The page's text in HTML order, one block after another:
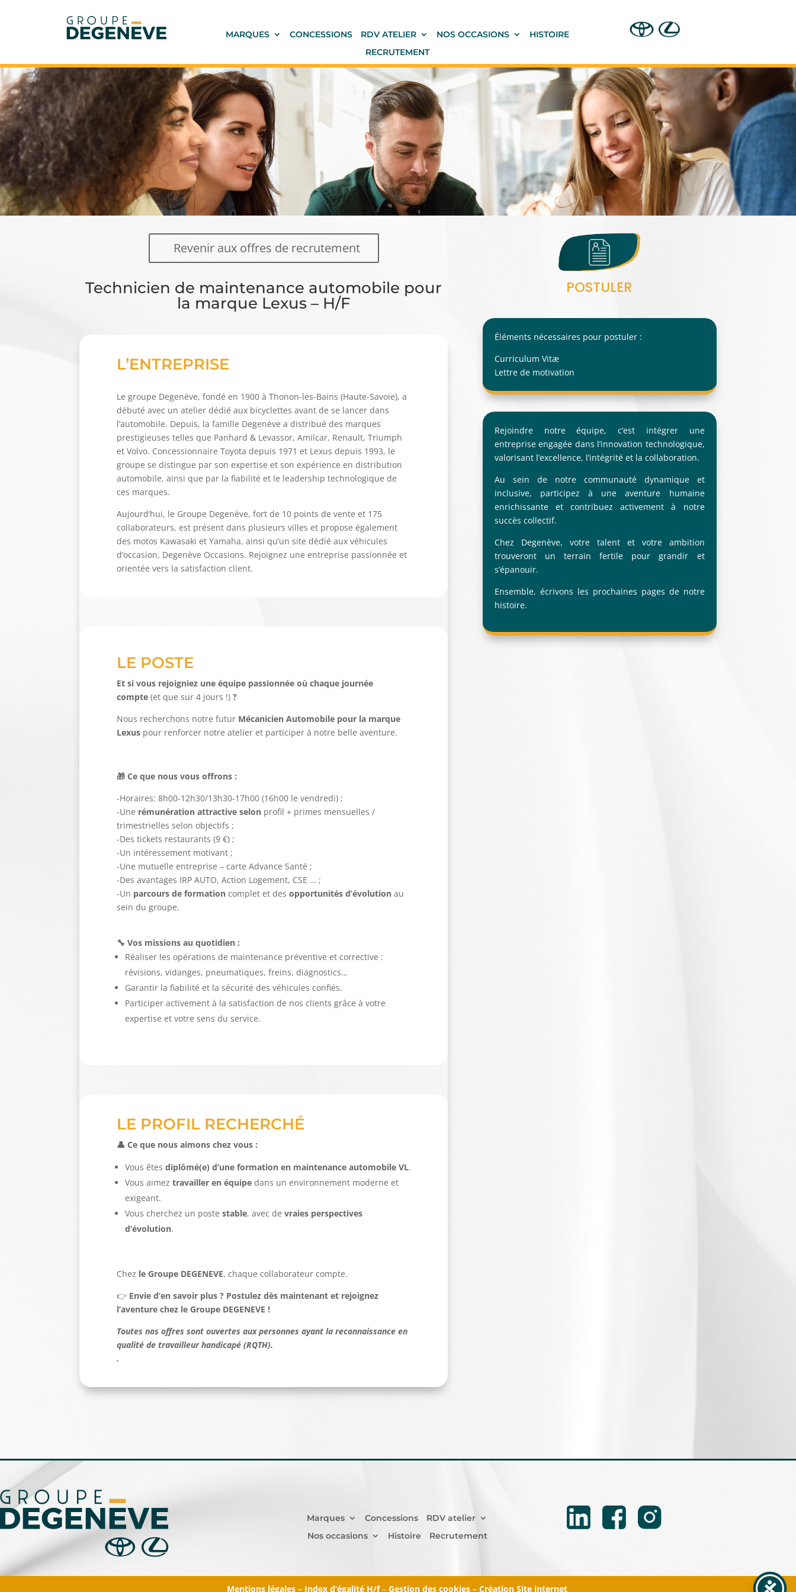
MARQUES CONCESSIONS RDV ATELIER NOS OCCASIONS
HISTOIRE
RECRUTEMENT
Revenir aux offres de recrutement
Technicien de maintenance automobile pour
la marque Lexus – H/F
L’ENTREPRISE
Le groupe Degenève, fondé en 1900 à Thonon-les-Bains (Haute-Savoie), a
débuté avec un atelier dédié aux bicyclettes avant de se lancer dans
l’automobile. Depuis, la famille Degenève a distribué des marques
prestigieuses telles que Panhard & Levassor, Amilcar, Renault, Triumph
et Volvo. Concessionnaire Toyota depuis 1971 et Lexus depuis 1993, le
groupe se distingue par son expertise et son expérience en distribution
automobile, ainsi que par la fiabilité et le leadership technologique de
ces marques.
Aujourd’hui, le Groupe Degenève, fort de 10 points de vente et 175
collaborateurs, est présent dans plusieurs villes et propose également
des motos Kawasaki et Yamaha, ainsi qu’un site dédié aux véhicules
d’occasion, Degenève Occasions. Rejoignez une entreprise passionnée et
orientée vers la satisfaction client.
LE POSTE
Et si vous rejoigniez une équipe passionnée où chaque journée
compte (et que sur 4 jours !) ?
Nous recherchons notre futur Mécanicien Automobile pour la marque
Lexus pour renforcer notre atelier et participer à notre belle aventure.
🎁 Ce que nous vous offrons :
-Horaires: 8h00-12h30/13h30-17h00 (16h00 le vendredi) ;
-Une rémunération attractive selon profil + primes mensuelles /
trimestrielles selon objectifs ;
-Des tickets restaurants (9 €) ;
-Un intéressement motivant ;
-Une mutuelle entreprise – carte Advance Santé ;
-Des avantages IRP AUTO, Action Logement, CSE … ;
-Un parcours de formation complet et des opportunités d’évolution au
sein du groupe.
🔧 Vos missions au quotidien :
Réaliser les opérations de maintenance préventive et corrective :
révisions, vidanges, pneumatiques, freins, diagnostics…
Garantir la fiabilité et la sécurité des véhicules confiés.
Participer activement à la satisfaction de nos clients grâce à votre
expertise et votre sens du service.
LE PROFIL RECHERCHÉ
👤 Ce que nous aimons chez vous :
Vous êtes diplômé(e) d’une formation en maintenance automobile VL.
Vous aimez travailler en équipe dans un environnement moderne et
exigeant.
Vous cherchez un poste stable, avec de vraies perspectives
d’évolution.
Chez le Groupe DEGENEVE, chaque collaborateur compte.
👉 Envie d’en savoir plus ? Postulez dès maintenant et rejoignez
l’aventure chez le Groupe DEGENEVE !
Toutes nos offres sont ouvertes aux personnes ayant la reconnaissance en
qualité de travailleur handicapé (RQTH).
.
POSTULER
Éléments nécessaires pour postuler :
Curriculum Vitæ
Lettre de motivation
Rejoindre notre équipe, c’est intégrer une
entreprise engagée dans l’innovation technologique,
valorisant l’excellence, l’intégrité et la collaboration.
Au sein de notre communauté dynamique et
inclusive, participez à une aventure humaine
enrichissante et contribuez activement à notre
succès collectif.
Chez Degenève, votre talent et votre ambition
trouveront un terrain fertile pour grandir et
s’épanouir.
Ensemble, écrivons les prochaines pages de notre
histoire.
Marques Concessions
RDV atelier
Nos occasions
Histoire Recrutement
Mentions légales – Index d’égalité H/f – Gestion des cookies– Création Site internet